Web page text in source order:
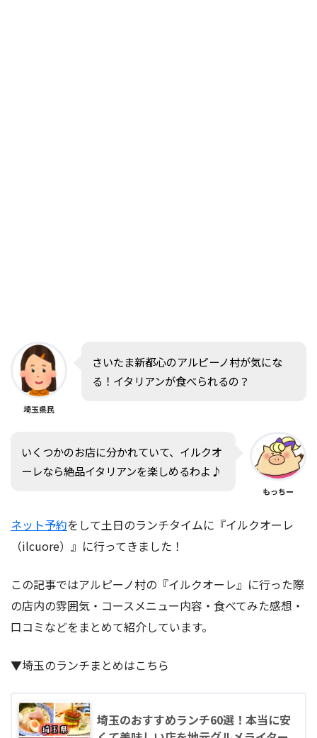
埼玉県民
さいたま新都心のアルピーノ村が気にな
る！イタリアンが食べられるの？
いくつかのお店に分かれていて、イルクオ
ーレなら絶品イタリアンを楽しめるわよ♪
もっちー
ネット予約をして土日のランチタイムに『イルクオーレ
（ilcuore）』に行ってきました！
この記事ではアルピーノ村の『イルクオーレ』に行った際
の店内の雰囲気・コースメニュー内容・食べてみた感想・
口コミなどをまとめて紹介しています。
▼埼玉のランチまとめはこちら
埼玉のおすすめランチ60選！本当に安